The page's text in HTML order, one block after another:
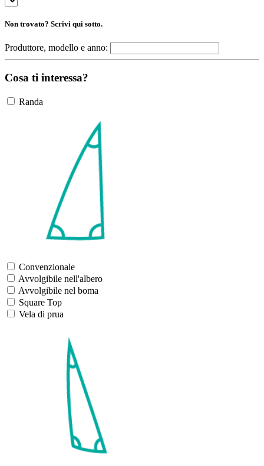
Non trovato? Scrivi qui sotto.
Produttore, modello e anno:
Cosa ti interessa?
Randa
Convenzionale
Avvolgibile nell'albero
Avvolgibile nel boma
Square Top
Vela di prua